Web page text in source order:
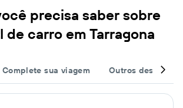
precisa saber sobre
de carro em Tarragona
Complete sua viagem Outros destinos